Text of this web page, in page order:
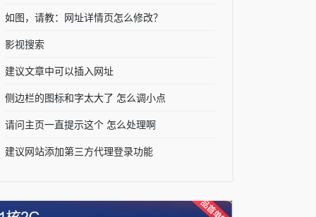
如图，请教：网址详情页怎么修改？
影视搜索
建议文章中可以插入网址
侧边栏的图标和字太大了 怎么调小点
请问主页一直提示这个 怎么处理啊
建议网站添加第三方代理登录功能